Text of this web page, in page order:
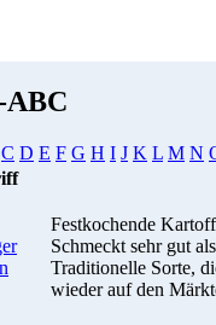
ABC
C D E F G H I J K L M N
Festkochende
Schmeckt sehr gut
Traditionelle Sorte,
wieder auf den